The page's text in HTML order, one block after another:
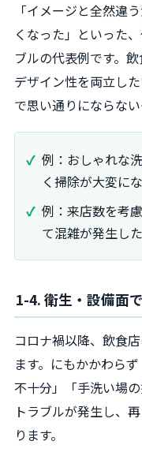
「イメージと全然違
くなった」といった
ブルの代表例です。
デザイン性を両立し
で思い通りにならな
例：おしゃれな
く掃除が大変に
例：来店数を考
て混雑が発生した
1-4. 衛生・設備面
コロナ禍以降、飲食
ます。にもかかわら
不十分」「手洗い場
トラブルが発生し、
ります。